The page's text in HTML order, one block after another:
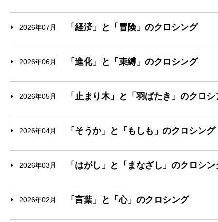
2026年07月 「経済」と「冒険」のクロシング
2026年06月 「進化」と「束縛」のクロシング
2026年05月 「止まり木」と「羽ばたき」のクロシ
2026年04月 「そうか」と「もしも」のクロシング
2026年03月 「はがし」と「まなざし」のクロシン
2026年02月 「言葉」と「心」のクロシング